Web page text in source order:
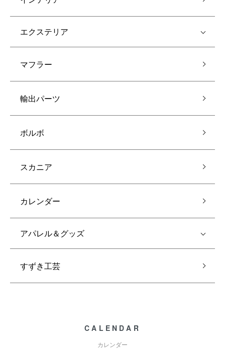
エクステリア
マフラー
輸出パーツ
ボルボ
スカニア
カレンダー
アパレル＆グッズ
すずき工芸
CALENDAR
カレンダー